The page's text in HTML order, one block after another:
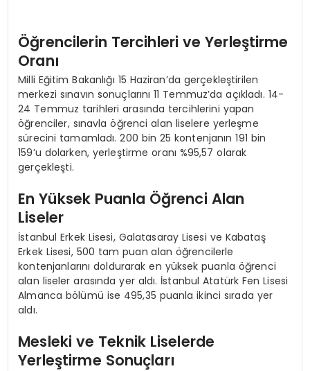
Öğrencilerin Tercihleri ve Yerleştirme
Oranı
Milli Eğitim Bakanlığı 15 Haziran’da gerçekleştirilen
merkezi sınavın sonuçlarını 11 Temmuz’da açıkladı. 14-
24 Temmuz tarihleri arasında tercihlerini yapan
öğrenciler, sınavla öğrenci alan liselere yerleşme
sürecini tamamladı. 200 bin 25 kontenjanın 191 bin
159’u dolarken, yerleştirme oranı %95,57 olarak
gerçekleşti.
En Yüksek Puanla Öğrenci Alan
Liseler
İstanbul Erkek Lisesi, Galatasaray Lisesi ve Kabataş
Erkek Lisesi, 500 tam puan alan öğrencilerle
kontenjanlarını doldurarak en yüksek puanla öğrenci
alan liseler arasında yer aldı. İstanbul Atatürk Fen Lisesi
Almanca bölümü ise 495,35 puanla ikinci sırada yer
aldı.
Mesleki ve Teknik Liselerde
Yerleştirme Sonuçları